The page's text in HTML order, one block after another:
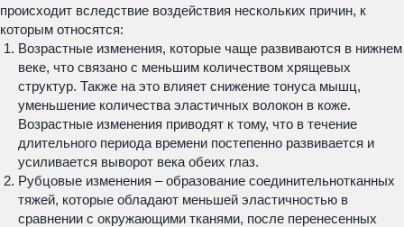
происходит вследствие воздействия нескольких причин, к
которым относятся:
Возрастные изменения, которые чаще развиваются в нижнем
веке, что связано с меньшим количеством хрящевых
структур. Также на это влияет снижение тонуса мышц,
уменьшение количества эластичных волокон в коже.
Возрастные изменения приводят к тому, что в течение
длительного периода времени постепенно развивается и
усиливается выворот века обеих глаз.
Рубцовые изменения – образование соединительнотканных
тяжей, которые обладают меньшей эластичностью в
сравнении с окружающими тканями, после перенесенных